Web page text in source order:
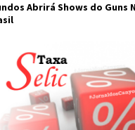
Abrirá Shows do Guns